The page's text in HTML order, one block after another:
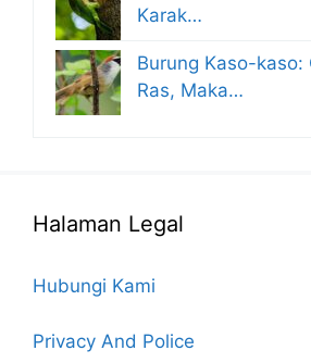
Karak…
Burung Kaso-kaso:
Ras, Maka…
Halaman Legal
Hubungi Kami
Privacy And Police